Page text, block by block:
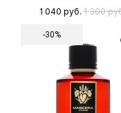
1 040 руб. 1 300
-30%